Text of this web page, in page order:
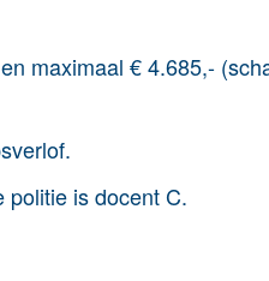
maximaal € 4.685,-
politie is docent C.